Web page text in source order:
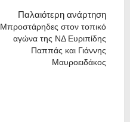
Παλαιότερη ανάρτηση
Μπροστάρηδες στον τοπικό
αγώνα της ΝΔ Ευριπίδης
Παππάς και Γιάννης
Μαυροειδάκος